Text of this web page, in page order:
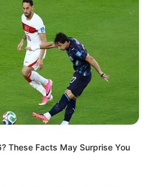
mensjournal)
hanya menguji kekuatan
agar tidak jatuh
These Facts May Surprise You